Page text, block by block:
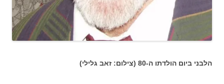
הלבני ביום הולדתו ה-80 (צילום: זאב גלילי)